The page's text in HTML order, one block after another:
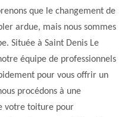
que le changement de
ardue, mais nous sommes
Située à Saint Denis Le
équipe de professionnels
pour vous offrir un
procédons à une
votre toiture pour